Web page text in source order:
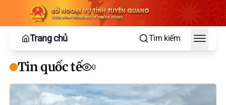
Trang chủ Tìm kiếm
Toggle
Tin quốc tế 0